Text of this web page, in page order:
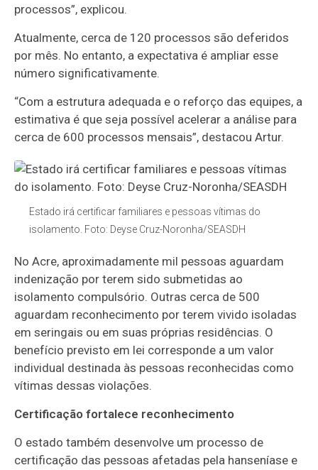
processos”, explicou.
Atualmente, cerca de 120 processos são deferidos
por mês. No entanto, a expectativa é ampliar esse
número significativamente.
“Com a estrutura adequada e o reforço das equipes, a
estimativa é que seja possível acelerar a análise para
cerca de 600 processos mensais”, destacou Artur.
Estado irá certificar familiares e pessoas vítimas do
isolamento. Foto: Deyse Cruz-Noronha/SEASDH
No Acre, aproximadamente mil pessoas aguardam
indenização por terem sido submetidas ao
isolamento compulsório. Outras cerca de 500
aguardam reconhecimento por terem vivido isoladas
em seringais ou em suas próprias residências. O
benefício previsto em lei corresponde a um valor
individual destinada às pessoas reconhecidas como
vítimas dessas violações.
Certificação fortalece reconhecimento
O estado também desenvolve um processo de
certificação das pessoas afetadas pela hanseníase e